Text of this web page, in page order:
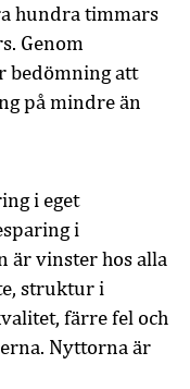
hundra timmars
Genom
bedömning att
på mindre än
i eget
i
är vinster hos alla
struktur i
färre fel och
Nyttorna är